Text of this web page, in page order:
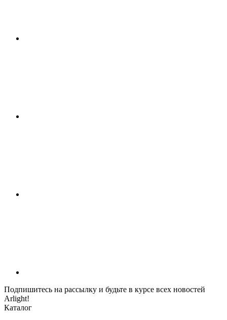
Подпишитесь на рассылку и будьте в курсе всех новостей
Arlight!
Каталог